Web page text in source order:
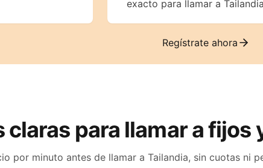
exacto para llamar a Tailandia
Regístrate ahora
claras para llamar a fijos
por minuto antes de llamar a Tailandia, sin cuotas ni